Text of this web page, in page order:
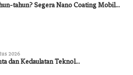
tahun? Segera Nano Coating Mobil…
2026
dan Kedaulatan Teknol…